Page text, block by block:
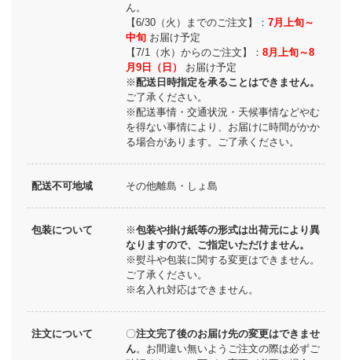
ん。
【6/30（火）までのご注文】： 7月上旬～
中旬 お届け予定
【7/1（水）からのご注文】： 8月上旬～8
月9日（日）
お届け予定
※配送日時指定を承ることはできません。
ご了承ください。
※配送事情・交通状況・天候事情などやむ
を得ない事情により、お届けに時間がかか
る場合があります。ご了承ください。
配送不可地域 その他離島・しょ島
包装について ※包装や掛け紙等の形式は出荷元により異
なりますので、ご指定いただけません。
※熨斗や包装に関する変更はできません。
ご了承ください。
※名入れ対応はできません。
注文について 〇注文完了後のお届け先の変更はできませ
ん。お間違い無いようご注文の際は必ずご